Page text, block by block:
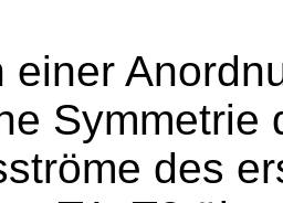
einer
Symmetrie
des